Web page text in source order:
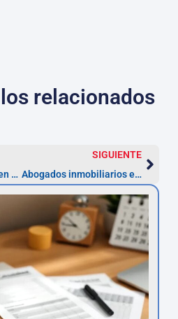
relacionados
Abogados Fiscalistas en Cartagena: recurso en 30 días
SIGUIENTE
Abogados inmobiliarios en Cartagena: costes, pasos y plazo